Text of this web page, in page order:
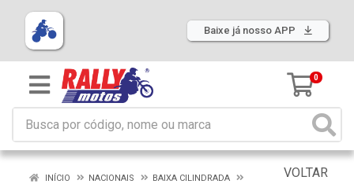
Baixe já nosso APP
0
VOLTAR
INÍCIO NACIONAIS
BAIXA CILINDRADA